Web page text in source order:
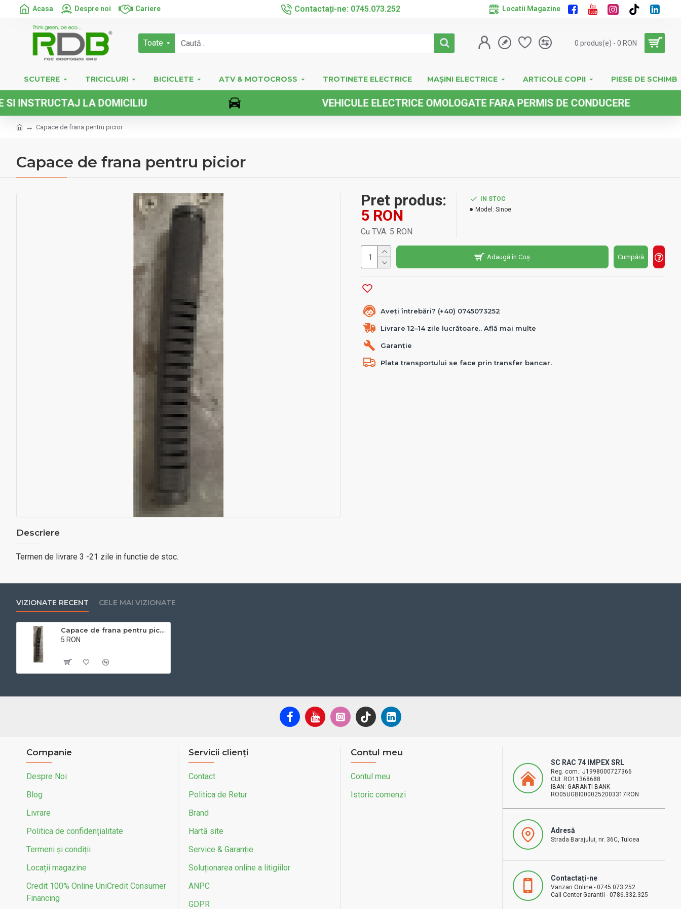
Acasa Despre noi Cariere Contactați-ne: 0745.073.252 Locatii Magazine
Toate 0 produs(e) - 0 RON
SCUTERE TRICICLURI BICICLETE ATV & MOTOCROSS TROTINETE ELECTRICE MAȘINI ELECTRICE ARTICOLE COPII PIESE DE SCHIMB
LA DOMICILIU VEHICULE ELECTRICE OMOLOGATE FARA PERMIS DE CONDUCERE
Capace de frana pentru picior
Capace de frana pentru picior
Descriere
Termen de livrare 3 -21 zile in functie de stoc.
Pret produs:
5 RON
Cu TVA: 5 RON
IN STOC
Model: Sinoe
Adaugă în Coș Cumpără
Aveți întrebări? (+40) 0745073252
Livrare 12–14 zile lucrătoare.. Află mai multe
Garanție
Plata transportului se face prin transfer bancar.
VIZIONATE RECENT CELE MAI VIZIONATE
Capace de frana pentru picior
5 RON
Companie
Despre Noi
Blog
Livrare
Politica de confidențialitate
Termeni și condiții
Locații magazine
Credit 100% Online UniCredit Consumer
Financing
Servicii clienți
Contact
Politica de Retur
Brand
Hartă site
Service & Garanție
Soluționarea online a litigiilor
ANPC
GDPR
Contul meu
Contul meu
Istoric comenzi
SC RAC 74 IMPEX SRL
Reg. com.: J1998000727366
CUI: RO11368688
IBAN: GARANTI BANK
RO05UGBI0000252003317RON
Adresă
Strada Barajului, nr. 36C, Tulcea
Contactați-ne
Vanzari Online - 0745.073.252
Call Center Garantii - 0786.332.325